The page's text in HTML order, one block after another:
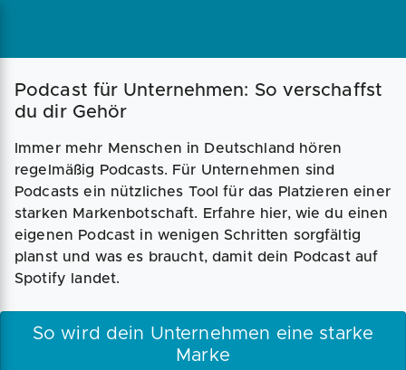
Podcast für Unternehmen: So verschaffst
du dir Gehör
Immer mehr Menschen in Deutschland hören
regelmäßig Podcasts. Für Unternehmen sind
Podcasts ein nützliches Tool für das Platzieren einer
starken Markenbotschaft. Erfahre hier, wie du einen
eigenen Podcast in wenigen Schritten sorgfältig
planst und was es braucht, damit dein Podcast auf
Spotify landet.
So wird dein Unternehmen eine starke
Marke